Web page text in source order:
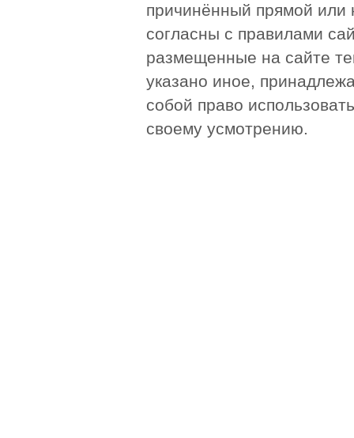
причинённый прямой или
согласны с правилами
размещенные на сайте
указано иное,
собой право
своему усмотрению.